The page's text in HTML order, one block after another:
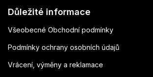
Důležité informace
Všeobecné Obchodní podmínky
Podmínky ochrany osobních údajů
Vrácení, výměny a reklamace